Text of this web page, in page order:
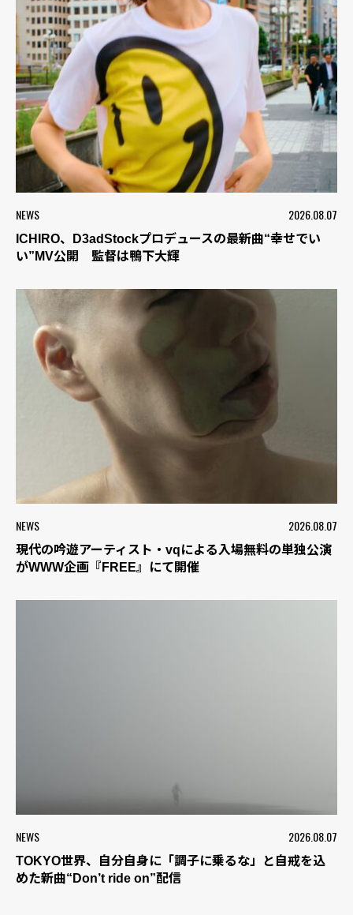
NEWS 2026.08.07
ICHIRO、D3adStockプロデュースの最新曲“幸せでい
い”MV公開 監督は鴨下大輝
NEWS 2026.08.07
現代の吟遊アーティスト・vqによる入場無料の単独公演
がWWW企画『FREE』にて開催
NEWS 2026.08.07
TOKYO世界、自分自身に「調子に乗るな」と自戒を込
めた新曲“Don’t ride on”配信